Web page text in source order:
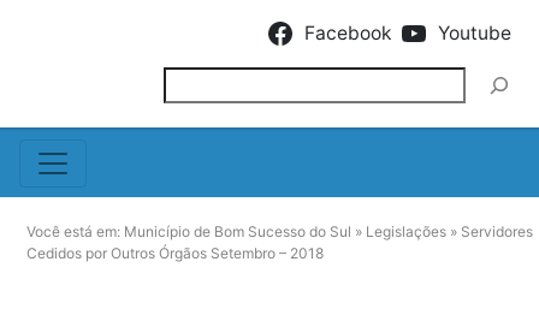
Facebook Youtube
Você está em: Município de Bom Sucesso do Sul » Legislações » Servidores
Cedidos por Outros Órgãos Setembro – 2018